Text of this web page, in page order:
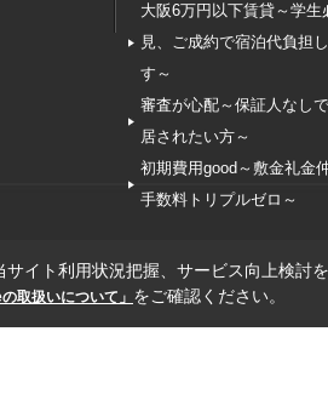
大阪6万円以下賃貸～学生
見、ご成約で宿泊代負担
す～
審査が心配～保証人なし
居されたい方～
初期費用good～敷金礼金
手数料トリプルゼロ～
サイト利用状況把握、サービス向上検討
の取扱いについて」 をご確認ください。